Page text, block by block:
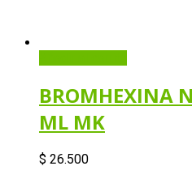
BROMHEXINA
ML MK
$ 26.500